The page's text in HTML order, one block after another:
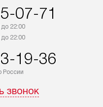
по монтажу
материалы.
07-71
22:00
22:00
19-36
России
звонок